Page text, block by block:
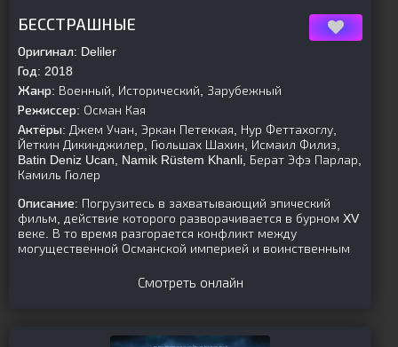
БЕССТРАШНЫЕ
Оригинал: Deliler
Год: 2018
Жанр: Военный, Исторический, Зарубежный
Режиссер: Осман Кая
Актёры: Джем Учан, Эркан Петеккая, Нур Феттахоглу,
Йеткин Дикинджилер, Гюльшах Шахин, Исмаил Филиз,
Batin Deniz Ucan, Namik Rüstem Khanli, Берат Эфэ Парлар,
Камиль Гюлер
Описание: Погрузитесь в захватывающий эпический
фильм, действие которого разворачивается в бурном XV
веке. В то время разгорается конфликт между
могущественной Османской империей и воинственным
Смотреть онлайн